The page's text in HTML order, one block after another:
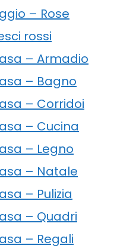
– Rose
rossi
– Armadio
– Bagno
– Corridoi
– Cucina
– Legno
– Natale
– Pulizia
– Quadri
– Regali